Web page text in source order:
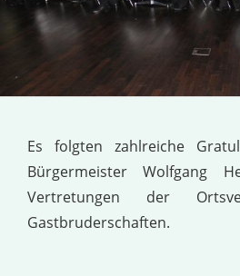
Es folgten zahlreiche
Bürgermeister Wolfgang
Vertretungen der
Gastbruderschaften.